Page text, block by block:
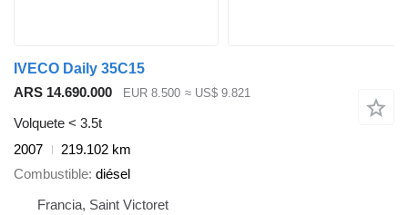
IVECO Daily 35C15
ARS 14.690.000
EUR 8.500 ≈ US$ 9.821
Volquete < 3.5t
2007
219.102 km
Combustible diésel
Francia, Saint Victoret